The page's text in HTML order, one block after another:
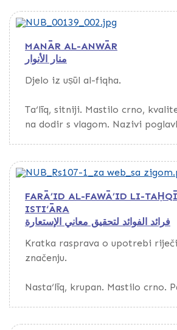
linijom. Kustode.
Povez kožni, s preklopom,
Rukopis je otkupljen od Miralem
MANĀR AL-ANWĀR
منار الأنوار
Djelo iz uṣūl al-fiqha.
Ta‘līq, sitniji. Mastilo crno,
na dodir s vlagom. Nazivi
Papir žut, deblji, glat, bez
Povez orijentalni, polukožni, bez
Naknadno na hrbatu presvučen
platnom.
prepisa.
FARĀ’ID AL-FAWĀ’ID LI-
ISTI‘ĀRA
فرائد الفوائد لتحقيق معاني الإستعارة
Kratka rasprava o upotrebi
značenju.
Nasta‘līq, krupan. Mastilo crno.